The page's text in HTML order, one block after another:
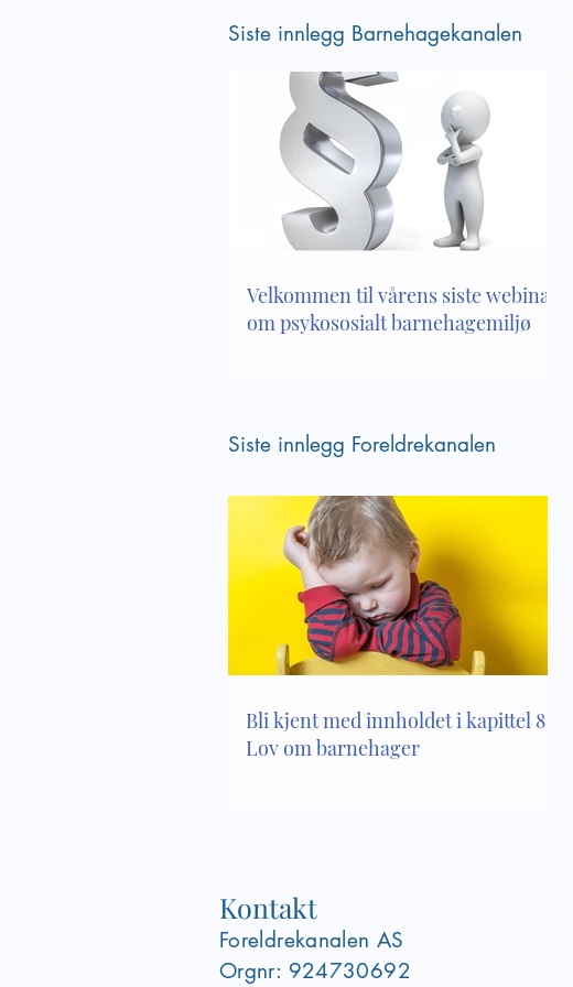
Siste innlegg Barnehagekanalen
Velkommen til vårens siste webinar
om psykososialt barnehagemiljø
Siste innlegg Foreldrekanalen
Bli kjent med innholdet i kapittel 8 i
Lov om barnehager
Kontakt
Foreldrekanalen AS
Orgnr: 924730692